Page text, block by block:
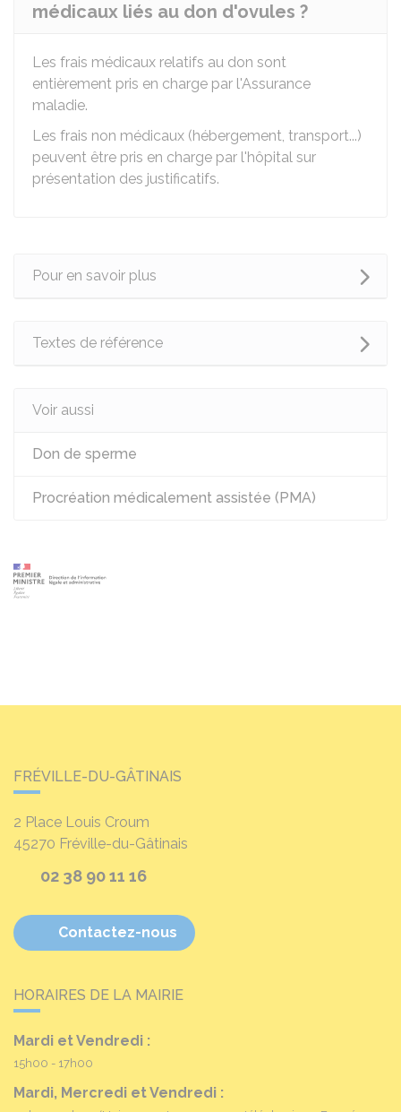
médicaux liés au don d'ovules ?
Les frais médicaux relatifs au don sont
entièrement pris en charge par l'Assurance
maladie.
Les frais non médicaux (hébergement, transport...)
peuvent être pris en charge par l'hôpital sur
présentation des justificatifs.
Pour en savoir plus
Textes de référence
Voir aussi
Don de sperme
Procréation médicalement assistée (PMA)
FRÉVILLE-DU-GÂTINAIS
2 Place Louis Croum
45270 Fréville-du-Gâtinais
02 38 90 11 16
Contactez-nous
HORAIRES DE LA MAIRIE
Mardi et Vendredi :
15h00 - 17h00
Mardi, Mercredi et Vendredi :